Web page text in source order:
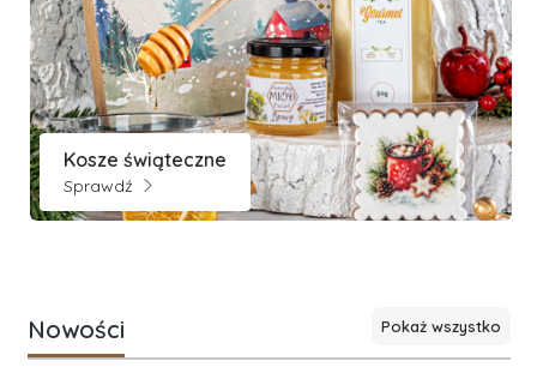
Kosze świąteczne
Sprawdź
Nowości Pokaż wszystko